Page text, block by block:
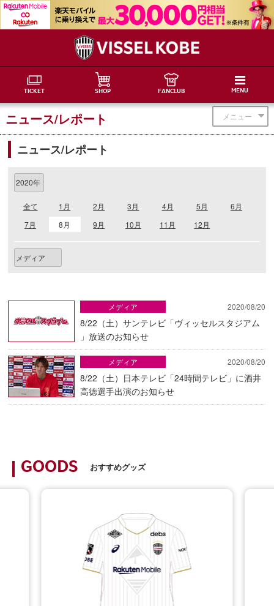
TICKET SHOP FANCLUB MENU
メニュー
ニュース/レポート
ニュース/レポート
全て 1月 2月 3月 4月 5月
6月
7月
8月 9月 10月 11月 12月
2020/08/20
8/22（土）サンテレビ「ヴィッセルスタジアム
」放送のお知らせ
メディア
2020/08/20
8/22（土）日本テレビ「24時間テレビ」に酒井
高徳選手出演のお知らせ
メディア
GOODS おすすめグッズ